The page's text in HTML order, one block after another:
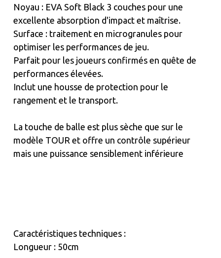
Noyau : EVA Soft Black 3 couches pour une
excellente absorption d'impact et maîtrise.
Surface : traitement en microgranules pour
optimiser les performances de jeu.
Parfait pour les joueurs confirmés en quête de
performances élevées.
Inclut une housse de protection pour le
rangement et le transport.
La touche de balle est plus sèche que sur le
modèle TOUR et offre un contrôle supérieur
mais une puissance sensiblement inférieure
Caractéristiques techniques :
Longueur : 50cm